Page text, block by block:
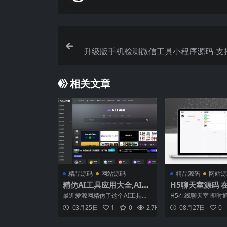
升级版手机检测微信工具小程序源码-支
相关文章
精品源码 网站源码
精仿AI工具应用大全,AI链
接导航网站源码,带全站数
据和采规则
最近爱源网精仿了这个AI工具应
用大全网站，主要是收集了主流
的各种AI工具和AI应用，站点是
03月25日 1 0 2.7K 0.00
精品源码 网站
H5聊天室源码
天室源码 陌陌
开源不加密
H5在线聊天室 即时
系统源码全开源附
测试了,比较不错,功
08月27日 0